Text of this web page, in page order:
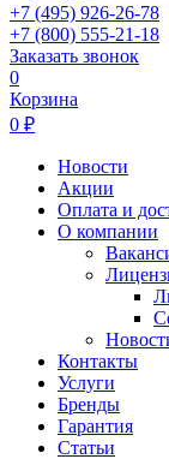
+7 (495) 926-26-78
+7 (800) 555-21-18
Заказать звонок
0
Корзина
0 ₽
Новости
Акции
Оплата и
О компании
Контакты
Услуги
Бренды
Гарантия
Статьи